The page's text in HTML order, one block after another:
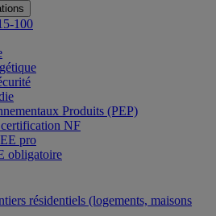
100
Produits (PEP)
NF
pro
obligatoire
résidentiels (logements, maisons